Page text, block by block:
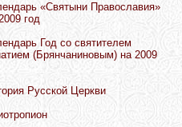
«Святыни Православия»
год
Год со святителем
(Брянчаниновым) на 2009
Русской Церкви